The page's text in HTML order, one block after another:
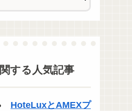
する人気記事
HoteLuxとAMEXプ